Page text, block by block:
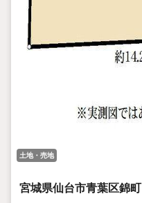
土地・売地
宮城県仙台市青葉区錦町